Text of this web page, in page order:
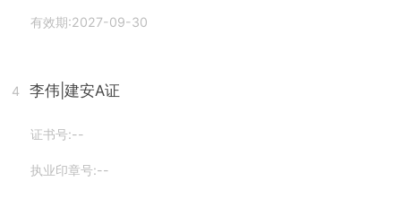
有效期:2027-09-30
4 李伟 |建安A证
证书号:--
执业印章号:--